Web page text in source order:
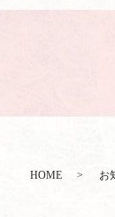
HOME お